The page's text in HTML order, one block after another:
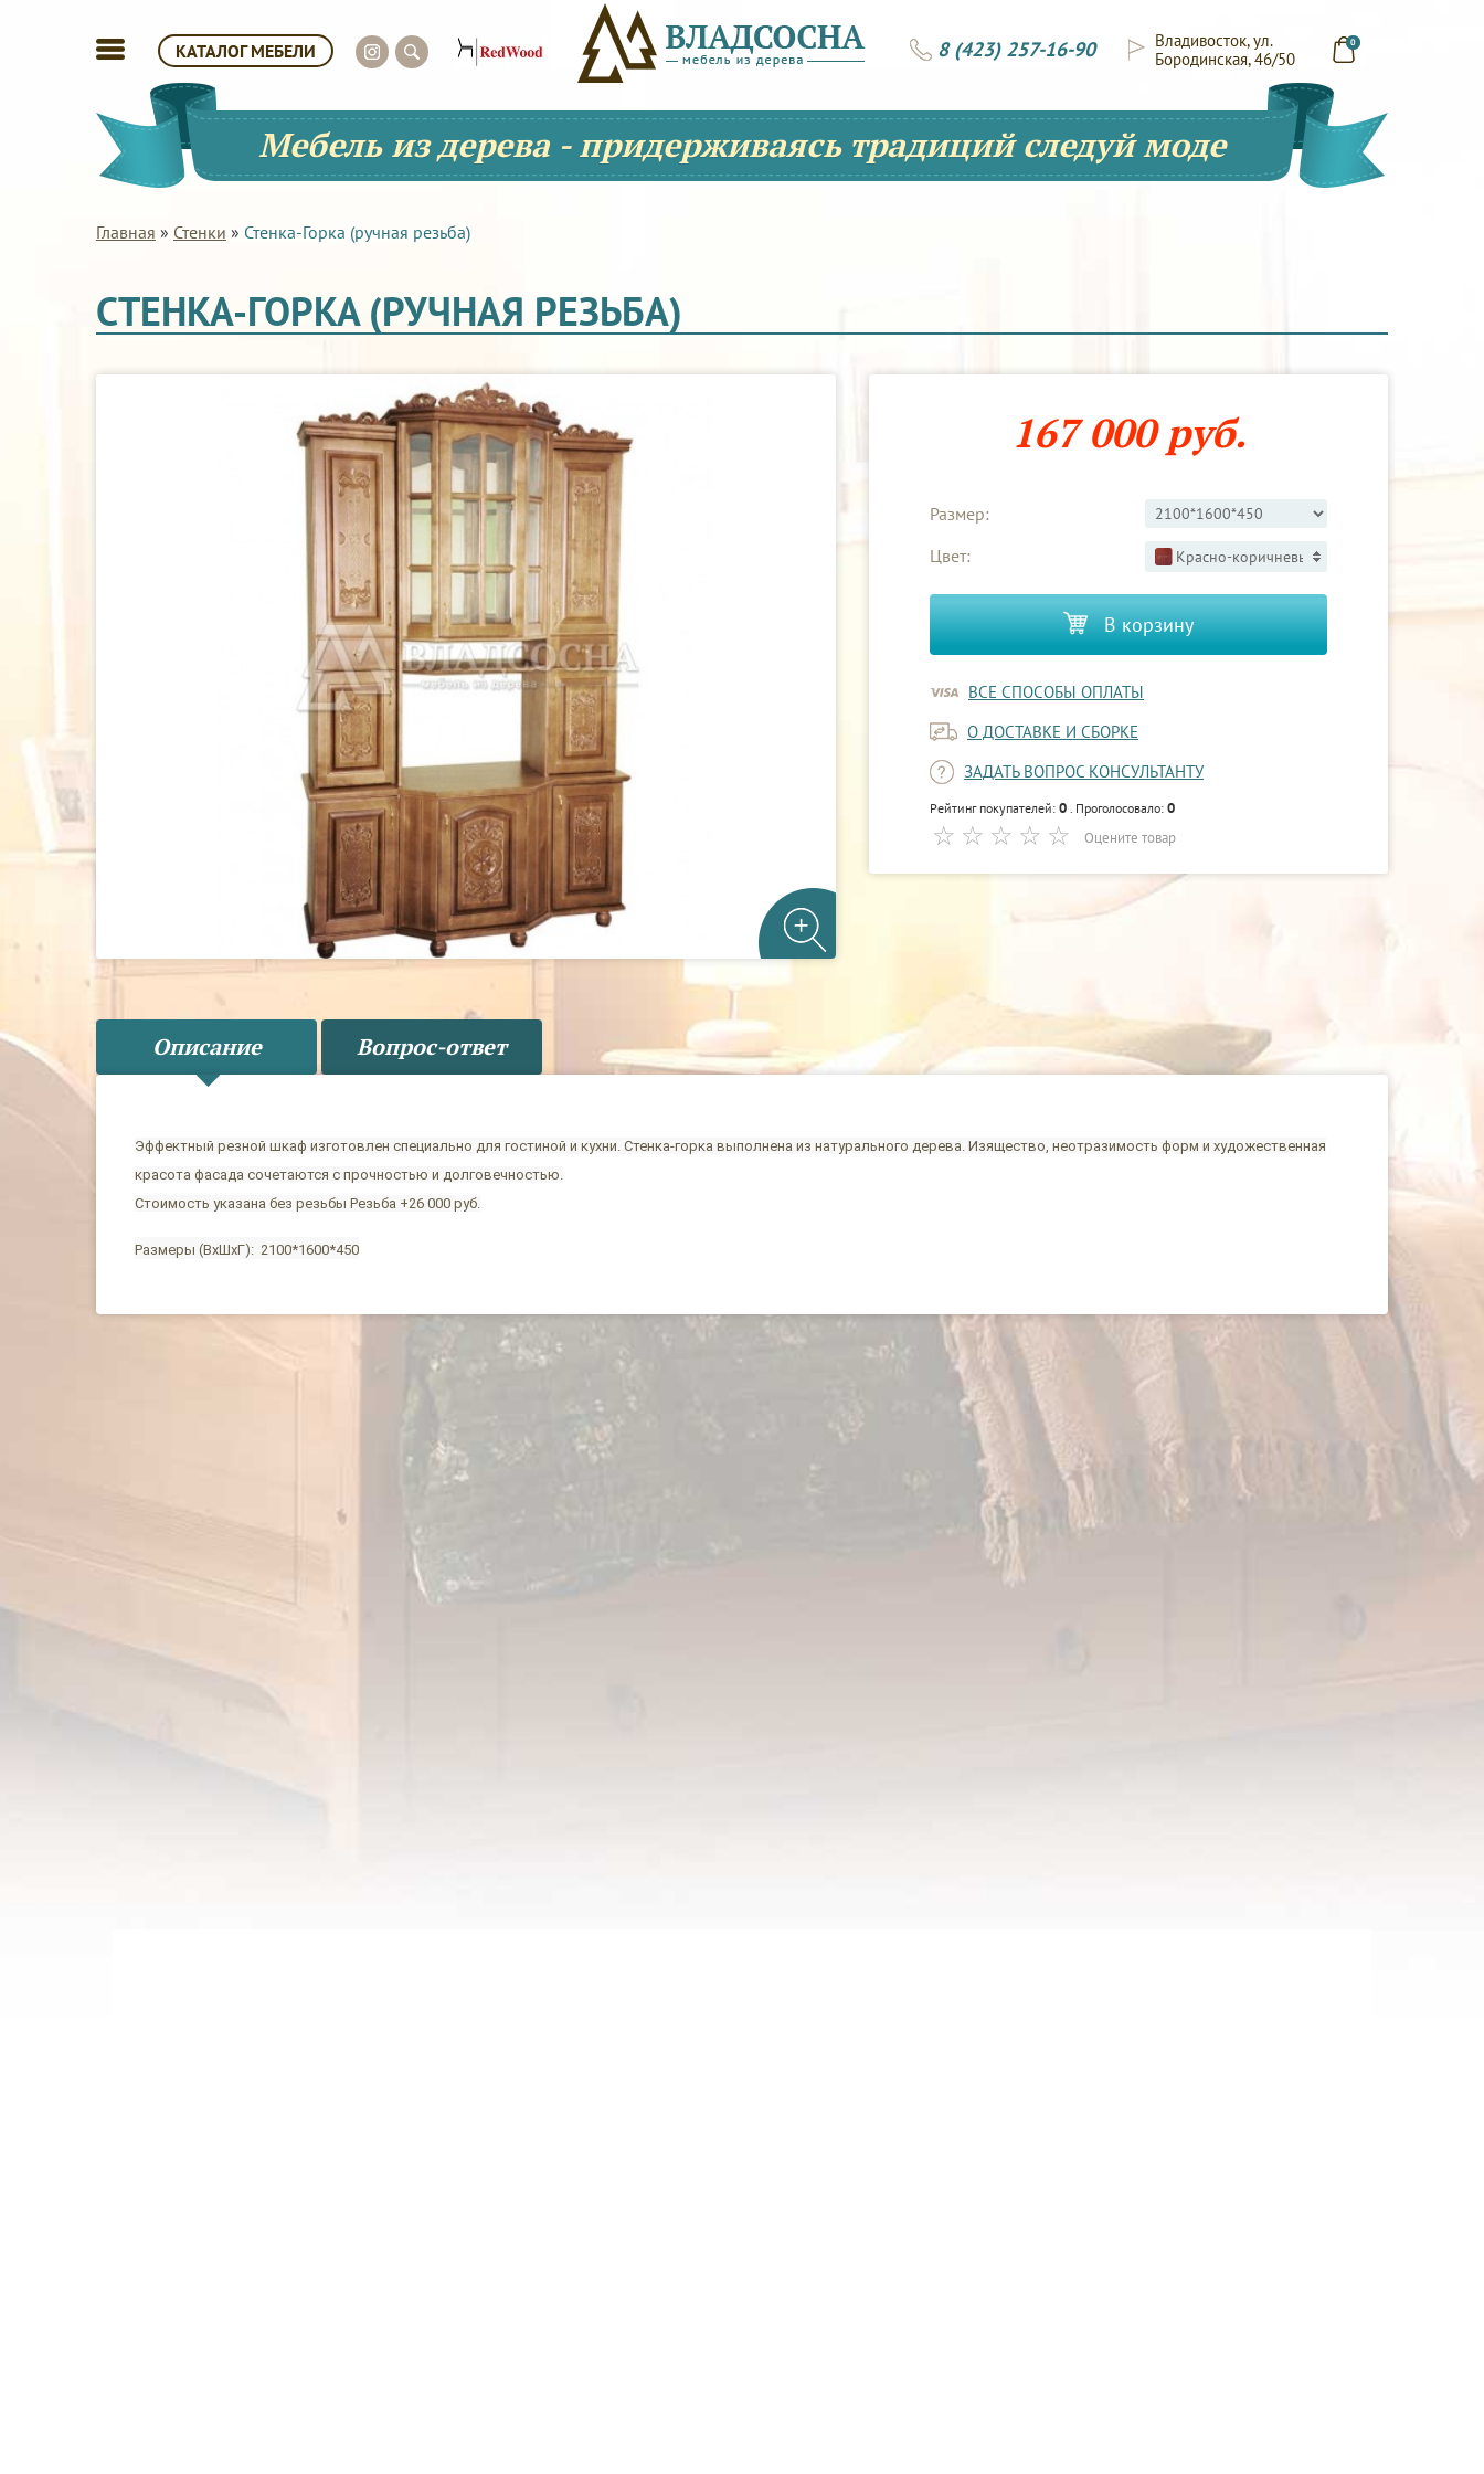
КАТАЛОГ МЕБЕЛИ 0
Владивосток, ул.
Бородинская, 46/50
8 (423) 257-16-90
Мебель из дерева - придерживаясь традиций следуй моде
Главная » Стенки » Стенка-Горка (ручная резьба)
СТЕНКА-ГОРКА (РУЧНАЯ РЕЗЬБА)
167 000 руб.
Размер:
Цвет:
Красно-коричневый 3
В корзину
ВСЕ СПОСОБЫ ОПЛАТЫ
О ДОСТАВКЕ И СБОРКЕ
ЗАДАТЬ ВОПРОС КОНСУЛЬТАНТУ
Рейтинг покупателей: 0 . Проголосовало: 0
Оцените товар
Описание Вопрос-ответ
Эффектный резной шкаф изготовлен специально для гостиной и кухни. Стенка-горка выполнена из натурального дерева. Изящество, неотразимость форм и художественная
красота фасада сочетаются с прочностью и долговечностью.
Стоимость указана без резьбы Резьба +26 000 руб.
Размеры (ВхШхГ): 2100*1600*450